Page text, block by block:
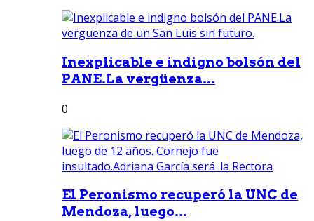
Inexplicable e indigno bolsón del
PANE.La vergüenza...
0
El Peronismo recuperó la UNC de
Mendoza, luego...